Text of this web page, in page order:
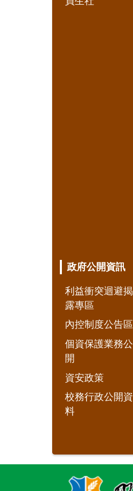
政府公開資訊
利益衝突迴避揭
露專區
內控制度公告區
個資保護業務公
開
資安政策
校務行政公開資
料